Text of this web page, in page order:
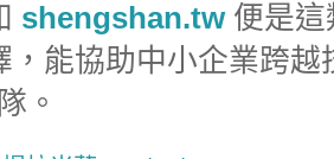
shengshan.tw 便是
，能協助中小企業跨
。